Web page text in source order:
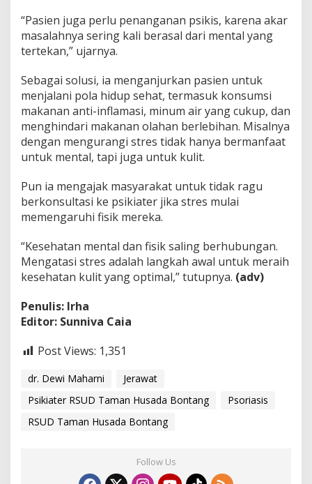
e
r
a
a
n
P
r
i
a
s
“Pasien juga perlu penanganan psikis, karena akar
masalahnya sering kali berasal dari mental yang
tertekan,” ujarnya.
Sebagai solusi, ia menganjurkan pasien untuk
menjalani pola hidup sehat, termasuk konsumsi
makanan anti-inflamasi, minum air yang cukup, dan
menghindari makanan olahan berlebihan. Misalnya
dengan mengurangi stres tidak hanya bermanfaat
untuk mental, tapi juga untuk kulit.
Pun ia mengajak masyarakat untuk tidak ragu
berkonsultasi ke psikiater jika stres mulai
memengaruhi fisik mereka.
“Kesehatan mental dan fisik saling berhubungan.
Mengatasi stres adalah langkah awal untuk meraih
kesehatan kulit yang optimal,” tutupnya. (adv)
Penulis: Irha
Editor: Sunniva Caia
Post Views: 1,351
dr. Dewi Maharni
Jerawat
Psikiater RSUD Taman Husada Bontang
Psoriasis
RSUD Taman Husada Bontang
Follow Us